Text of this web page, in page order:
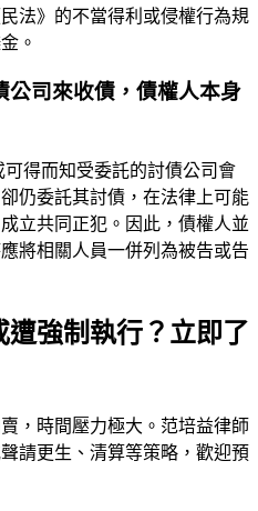
法》的不當得利或侵權行為規
。
公司來收債，債權人本身
得而知受委託的討債公司會
仍委託其討債，在法律上可能
立共同正犯。因此，債權人並
將相關人員一併列為被告或告
強制執行？立即了
，時間壓力極大。 范培益律師
請更生、清算等策略，歡迎預